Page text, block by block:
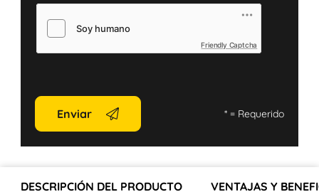
Friendly Captcha
Enviar *= Requerido
DESCRIPCIÓN DEL PRODUCTO VENTAJAS Y